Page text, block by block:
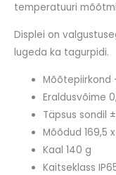
temperatuuri
Displei on
lugeda ka tagurpidi.
Mõõtepiirkond
Eraldusvõime
Täpsus sondil
Mõõdud 169,5
Kaal 140 g
Kaitseklass